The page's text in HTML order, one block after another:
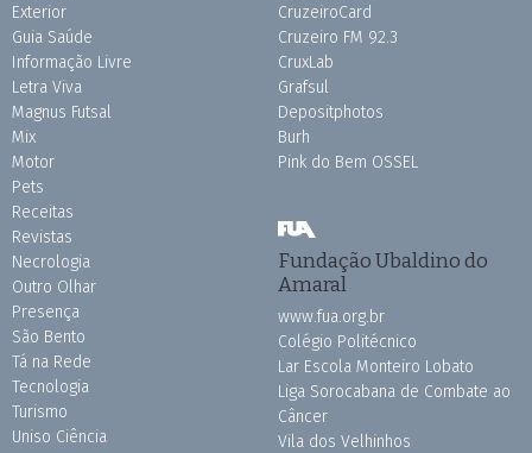
Exterior
Guia Saúde
Informação Livre
Letra Viva
Magnus Futsal
Mix
Motor
Pets
Receitas
Revistas
Necrologia
Outro Olhar
Presença
São Bento
Tá na Rede
Tecnologia
Turismo
Uniso Ciência
CruzeiroCard
Cruzeiro FM 92.3
CruxLab
Grafsul
Depositphotos
Burh
Pink do Bem OSSEL
Fundação Ubaldino do
Amaral
www.fua.org.br
Colégio Politécnico
Lar Escola Monteiro Lobato
Liga Sorocabana de Combate ao
Câncer
Vila dos Velhinhos